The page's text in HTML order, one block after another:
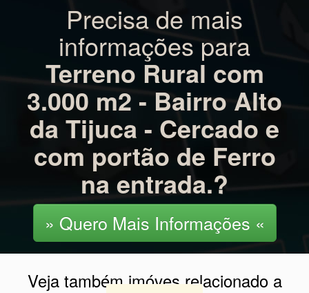
Precisa de mais
informações para
Terreno Rural com
3.000 m2 - Bairro Alto
da Tijuca - Cercado e
com portão de Ferro
na entrada.?
» Quero Mais Informações «
Veja também imóves relacionado a